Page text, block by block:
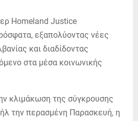
Homeland Justice
εξαπολύοντας νέες
και διαδίδοντας
στα μέσα κοινωνικής
κλιμάκωση της σύγκρουσης
την περασμένη Παρασκευή, η